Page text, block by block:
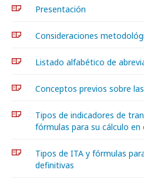
Presentación
Consideraciones
Listado alfabético de
Conceptos previos sobre
Tipos de indicadores de
fórmulas para su cálculo
Tipos de ITA y fórmulas
definitivas